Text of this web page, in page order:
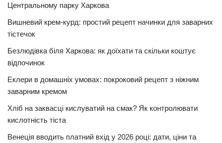
Центральному парку Харкова
Вишневий крем-курд: простий рецепт начинки для заварних
тістечок
Безлюдівка біля Харкова: як доїхати та скільки коштує
відпочинок
Еклери в домашніх умовах: покроковий рецепт з ніжним
заварним кремом
Хліб на заквасці кислуватий на смак? Як контролювати
кислотність тіста
Венеція вводить платний вхід у 2026 році: дати, ціни та